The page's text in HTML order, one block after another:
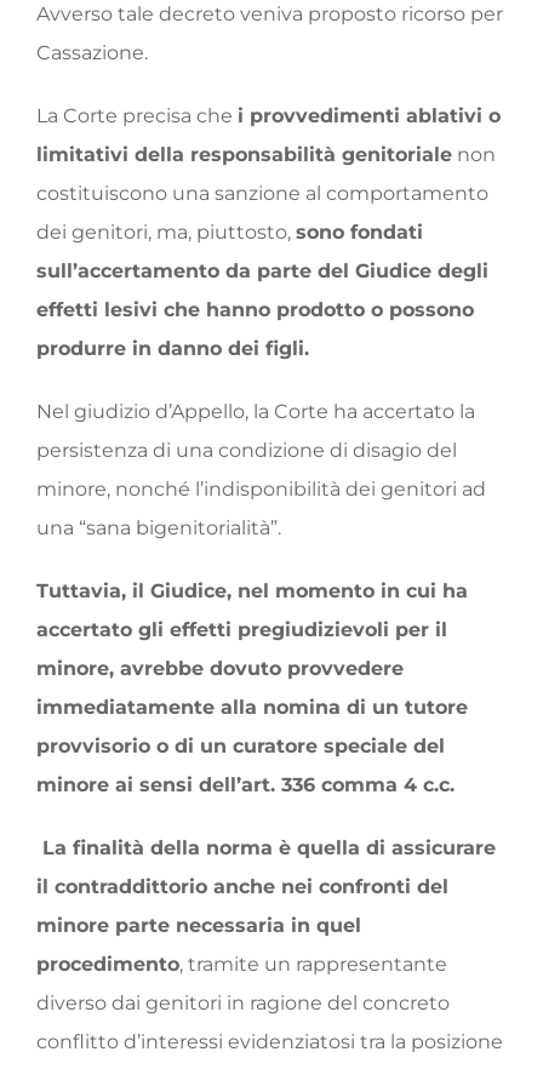
Avverso tale decreto veniva proposto ricorso per
Cassazione.
La Corte precisa che i provvedimenti ablativi o
limitativi della responsabilità genitoriale non
costituiscono una sanzione al comportamento
dei genitori, ma, piuttosto, sono fondati
sull’accertamento da parte del Giudice degli
effetti lesivi che hanno prodotto o possono
produrre in danno dei figli.
Nel giudizio d’Appello, la Corte ha accertato la
persistenza di una condizione di disagio del
minore, nonché l’indisponibilità dei genitori ad
una “sana bigenitorialità”.
Tuttavia, il Giudice, nel momento in cui ha
accertato gli effetti pregiudizievoli per il
minore, avrebbe dovuto provvedere
immediatamente alla nomina di un tutore
provvisorio o di un curatore speciale del
minore ai sensi dell’art. 336 comma 4 c.c.
La finalità della norma è quella di assicurare
il contraddittorio anche nei confronti del
minore parte necessaria in quel
procedimento, tramite un rappresentante
diverso dai genitori in ragione del concreto
conflitto d’interessi evidenziatosi tra la posizione